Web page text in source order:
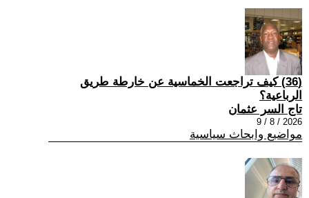
(36) كيف تراجعت الخماسية عن خارطة طريق
الرباعية؟
تاج السر عثمان
2026 / 8 / 9
مواضيع وابحاث سياسية